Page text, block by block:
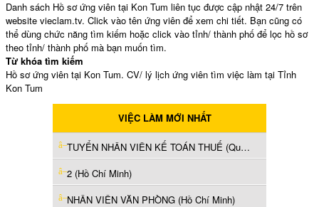
Danh sách Hồ sơ ứng viên tại Kon Tum liên tục được cập nhật 24/7 trên
website vieclam.tv. Click vào tên ứng viên để xem chi tiết. Bạn cũng có
thể dùng chức năng tìm kiếm hoặc click vào tỉnh/ thành phố để lọc hồ sơ
theo tỉnh/ thành phố mà bạn muốn tìm.
Từ khóa tìm kiếm
Hồ sơ ứng viên tại Kon Tum. CV/ lý lịch ứng viên tìm việc làm tại Tỉnh
Kon Tum
VIỆC LÀM MỚI NHẤT
TUYỂN NHÂN VIÊN KẾ TOÁN THUẾ (Quảng Ninh)
2 (Hồ Chí Minh)
NHÂN VIÊN VĂN PHÒNG (Hồ Chí Minh)